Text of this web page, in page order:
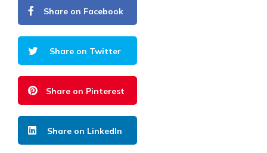
Share on Facebook
Share on Twitter
Share on Pinterest
Share on LinkedIn